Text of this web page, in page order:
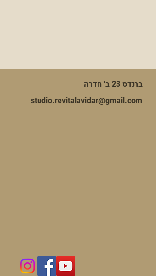
ברנדס 23 ב' חדרה
studio.revitalavidar@gmail.com